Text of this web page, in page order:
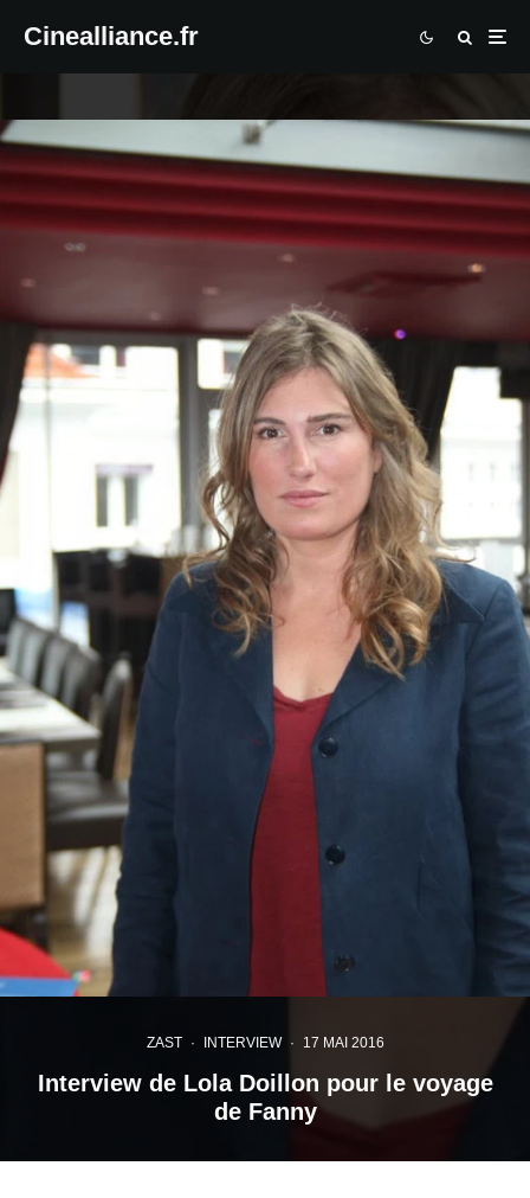
Cinealliance.fr
ZAST · INTERVIEW · 17 MAI 2016
Interview de Lola Doillon pour le voyage
de Fanny